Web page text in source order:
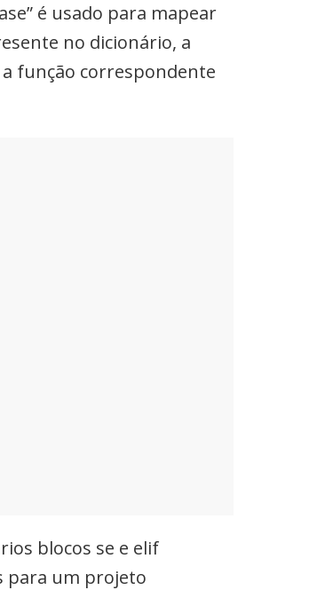
é usado para mapear
no dicionário, a
a função correspondente
blocos se e elif
para um projeto